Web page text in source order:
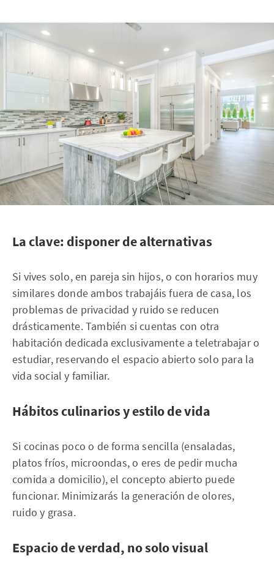
La clave: disponer de alternativas
Si vives solo, en pareja sin hijos, o con horarios muy
similares donde ambos trabajáis fuera de casa, los
problemas de privacidad y ruido se reducen
drásticamente. También si cuentas con otra
habitación dedicada exclusivamente a teletrabajar o
estudiar, reservando el espacio abierto solo para la
vida social y familiar.
Hábitos culinarios y estilo de vida
Si cocinas poco o de forma sencilla (ensaladas,
platos fríos, microondas, o eres de pedir mucha
comida a domicilio), el concepto abierto puede
funcionar. Minimizarás la generación de olores,
ruido y grasa.
Espacio de verdad, no solo visual